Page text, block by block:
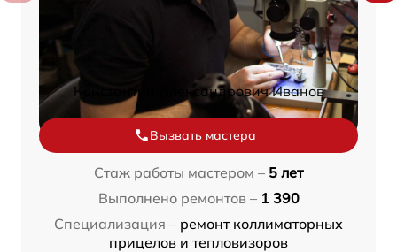
Константин Александрович Иванов
Вызвать мастера
Стаж работы мастером – 5 лет
Выполнено ремонтов – 1 390
Специализация – ремонт коллиматорных
прицелов и тепловизоров